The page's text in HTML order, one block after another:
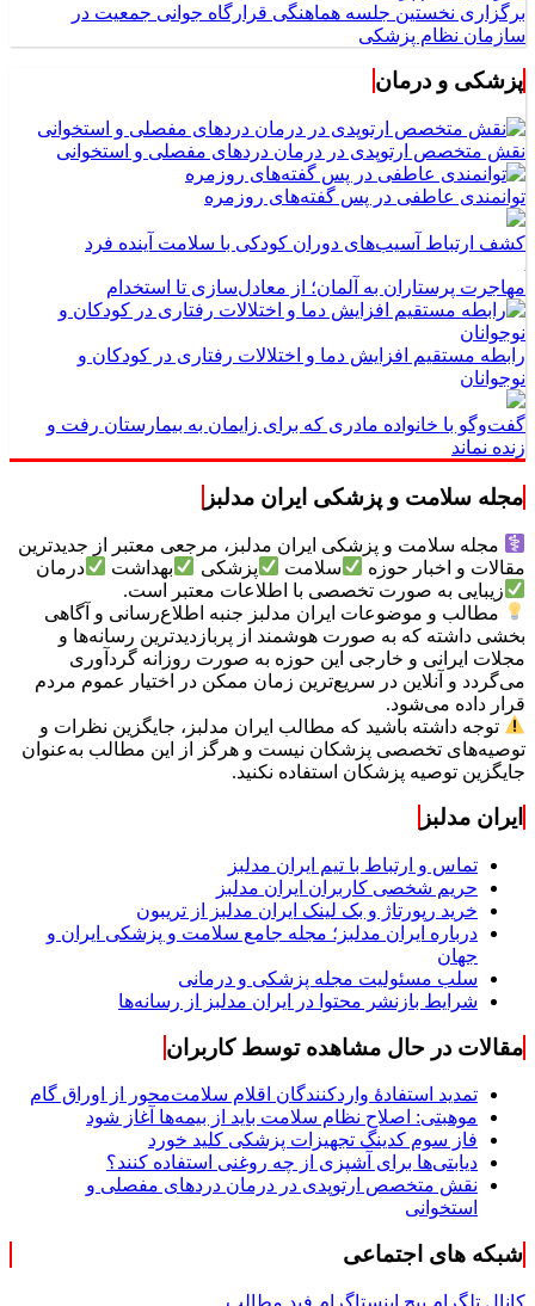
برگزاری نخستین جلسه هماهنگی قرارگاه جوانی جمعیت در
سازمان نظام پزشکی
پزشکی و درمان
نقش متخصص ارتوپدی در درمان دردهای مفصلی و استخوانی
توانمندی عاطفی در پس گفته‌های روزمره
کشف ارتباط آسیب‌های دوران کودکی با سلامت آینده فرد
مهاجرت پرستاران به آلمان؛ از معادل‌سازی تا استخدام
رابطه مستقیم افزایش دما و اختلالات رفتاری در کودکان و
نوجوانان
گفت‌وگو با خانواده مادری که برای زایمان به بیمارستان رفت و
زنده نماند
مجله سلامت و پزشکی ایران مدلبز
مجله سلامت و پزشکی ایران مدلبز، مرجعی معتبر از جدیدترین
مقالات و اخبار حوزه
سلامت پزشکی بهداشت
درمان
زیبایی به صورت تخصصی با اطلاعات معتبر است.
مطالب و موضوعات ایران مدلبز جنبه اطلاع‌رسانی و آگاهی
بخشی داشته که به صورت هوشمند از پربازدیدترین رسانه‌ها و
مجلات ایرانی و خارجی این حوزه به صورت روزانه گردآوری
می‌گردد و آنلاین در سریع‌ترین زمان ممکن در اختیار عموم مردم
قرار داده می‌شود.
توجه داشته باشید که مطالب ایران مدلبز، جایگزین نظرات و
توصیه‌های تخصصی پزشکان نیست و هرگز از این مطالب به‌عنوان
جایگزین توصیه پزشکان استفاده نکنید.
ایران مدلبز
تماس و ارتباط با تیم ایران مدلبز
حریم شخصی کاربران ایران مدلبز
خرید رپورتاژ و بک لینک ایران مدلبز از تریبون
درباره ایران مدلبز؛ مجله جامع سلامت و پزشکی ایران و
جهان
سلب مسئولیت مجله پزشکی و درمانی
شرایط بازنشر محتوا در ایران مدلبز از رسانه‌ها
مقالات در حال مشاهده توسط کاربران
تمدید استفادۀ واردکنندگان اقلام سلامت‌محور از اوراق گام
موهبتی: اصلاح نظام سلامت باید از بیمه‌ها آغاز شود
فاز سوم کدینگ تجهیزات پزشکی کلید خورد
دیابتی‌ها برای آشپزی از چه روغنی استفاده کنند؟
نقش متخصص ارتوپدی در درمان دردهای مفصلی و
استخوانی
شبکه های اجتماعی
کانال تلگرام پیج اینستاگرام فید مطالب